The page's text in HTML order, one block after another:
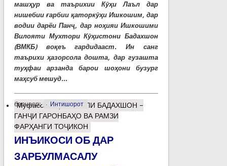
машҳур ва таърихии Кӯҳи Лаъл дар
нишебии ғарбии қаторкӯҳи Ишкошим, дар
водии дарёи Панҷ, дар ноҳияи Ишкошими
Вилояти Мухтори Кӯҳистони Бадахшон
(ВМКБ) воқеъ гардидааст. Ин санг
таърихи ҳазорсола дошта, дар гузашта
туҳфаи арзанда барои шоҳони бузург
маҳсуб мешуд...
барчасп: Интишорот
Муфассалтаро ЛАЪЛИ БАДАХШОН –
ГАНҶИ ГАРОНБАҲО ВА РАМЗИ
ФАРҲАНГИ ТОҶИКОН
ИНЪИКОСИ ОБ ДАР
ЗАРБУЛМАСАЛУ